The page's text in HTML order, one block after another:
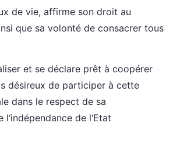
de vie, affirme son droit au
que sa volonté de consacrer tous
et se déclare prêt à coopérer
désireux de participer à cette
dans le respect de sa
de l‘Etat